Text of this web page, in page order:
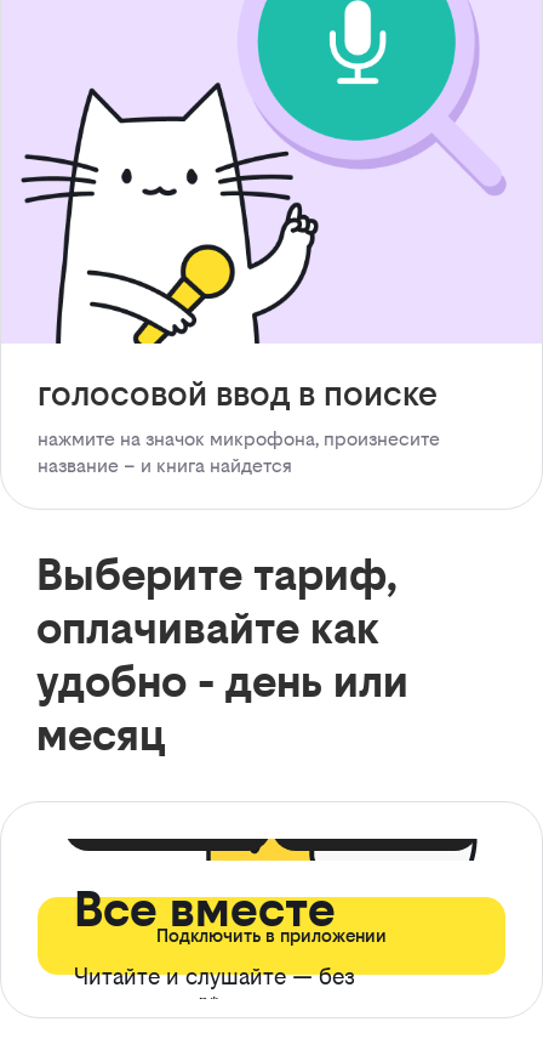
голосовой ввод в поиске
нажмите на значок микрофона, произнесите
название – и книга найдется
Выберите тариф,
оплачивайте как
удобно - день или
месяц
Все вместе
Читайте и слушайте — без
ограничений*
Подключить в приложении